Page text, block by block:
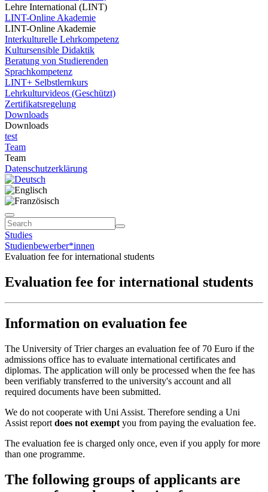
Lehre International (LINT)
LINT-Online Akademie
LINT-Online Akademie
Interkulturelle Lehrkompetenz
Kultursensible Didaktik
Beratung von Studierenden
Sprachkompetenz
LINT+ Selbstlernkurs
Lehrkulturvideos (Geschützt)
Zertifikatsregelung
Downloads
Downloads
test
Team
Team
Datenschutzerklärung
Studies
Studienbewerber*innen
Evaluation fee for international students
Evaluation fee for international students
Information on evaluation fee
The University of Trier charges an evaluation fee of 70 Euro if the
admissions office has to evaluate international certificates and
diplomas. The application will only be processed when the fee has
been verifiably transferred to the university's account and all
required documents have been submitted.
We do not cooperate with Uni Assist. Therefore sending a Uni
Assist report does not exempt you from paying the evaluation fee.
The evaluation fee is charged only once, even if you apply for more
than one programme.
The following groups of applicants are